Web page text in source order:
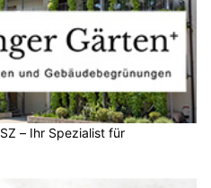
– Ihr Spezialist für